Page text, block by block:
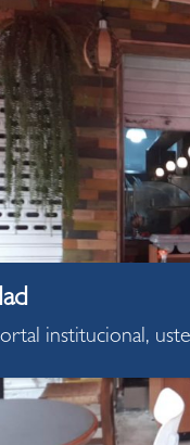
institucional,